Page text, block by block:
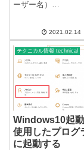
ーザー名）
「
C...
2021.02.14
テクニカル情報 technical
Windows10起
使用したプログ
に起動する